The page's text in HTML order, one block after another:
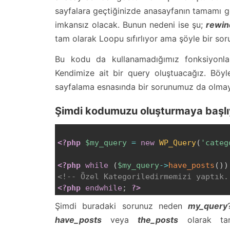
sayfalara geçtiğinizde anasayfanın tamamı
imkansız olacak. Bunun nedeni ise şu;
tam olarak Loopu sıfırlıyor ama şöyle bir
Bu kodu da kullanamadığımız
Kendimize ait bir query oluştuacağız.
sayfalama esnasında bir sorunumuz da
Şimdi kodumuzu oluşturmaya
<?php $my_query = new WP_Query(
<?php while ($my_query->have_posts ( ) )
<!-- Özel Kategoriledirmemizi
<?php endwhile ; ?>
Şimdi buradaki sorunuz nedenmy_query
have_posts veyathe_posts olarak